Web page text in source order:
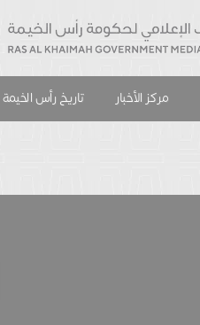
مركز الأخبار تاريخ رأس الخيمة